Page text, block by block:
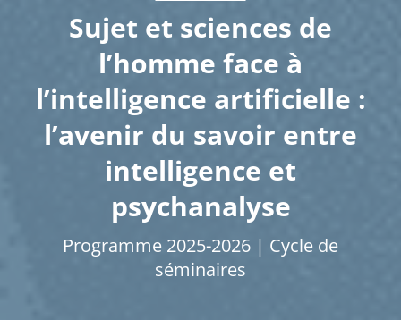
Sujet et sciences de
l’homme face à
l’intelligence artificielle :
l’avenir du savoir entre
intelligence et
psychanalyse
Programme 2025-2026 | Cycle de
séminaires